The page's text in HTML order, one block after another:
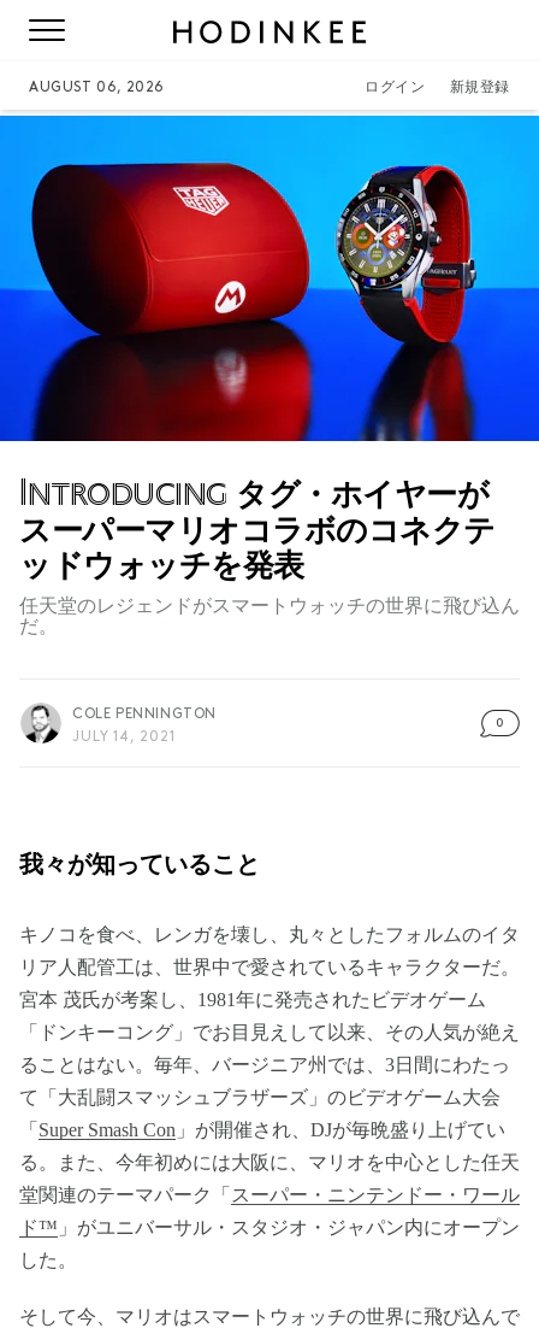
AUGUST 06, 2026 ログイン 新規登録
Introducing タグ・ホイヤーが
スーパーマリオコラボのコネクテ
ッドウォッチを発表
任天堂のレジェンドがスマートウォッチの世界に飛び込ん
だ。
COLE PENNINGTON
JULY 14, 2021
0
我々が知っていること
キノコを食べ、レンガを壊し、丸々としたフォルムのイタ
リア人配管工は、世界中で愛されているキャラクターだ。
宮本 茂氏が考案し、1981年に発売されたビデオゲーム
「ドンキーコング」でお目見えして以来、その人気が絶え
ることはない。毎年、バージニア州では、3日間にわたっ
て「大乱闘スマッシュブラザーズ」のビデオゲーム大会
「 Super Smash Con 」が開催され、DJが毎晩盛り上げてい
る。また、今年初めには大阪に、マリオを中心とした任天
堂関連のテーマパーク「 スーパー・ニンテンドー・ワール
ド™ 」がユニバーサル・スタジオ・ジャパン内にオープン
した。
そして今、マリオはスマートウォッチの世界に飛び込んで